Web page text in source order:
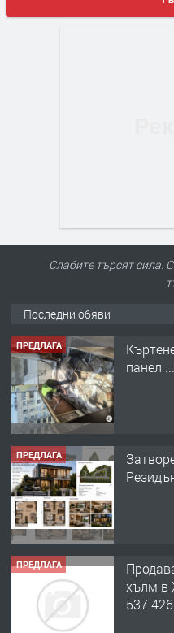
Слабите търсят сила.
Последни обяви
ПРЕДЛАГА
панел
ПРЕДЛАГА
ПРЕДЛАГА
хълм в
537 426